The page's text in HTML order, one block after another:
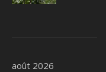
août 2026